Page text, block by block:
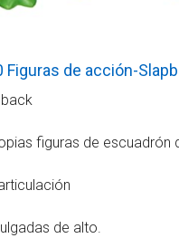
Figuras de acción-
figuras de escuadrón
de alto.